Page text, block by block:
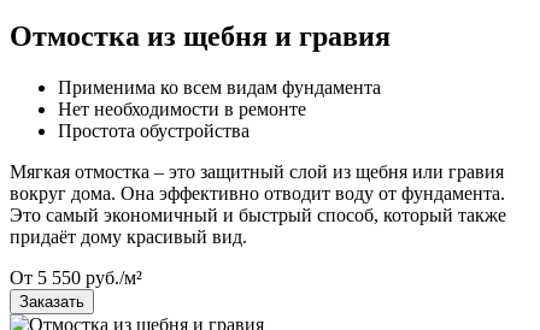
Отмостка из щебня и гравия
Применима ко всем видам фундамента
Нет необходимости в ремонте
Простота обустройства
Мягкая отмостка – это защитный слой из щебня или гравия
вокруг дома. Она эффективно отводит воду от фундамента.
Это самый экономичный и быстрый способ, который также
придаёт дому красивый вид.
От 5 550 руб./м²
Заказать